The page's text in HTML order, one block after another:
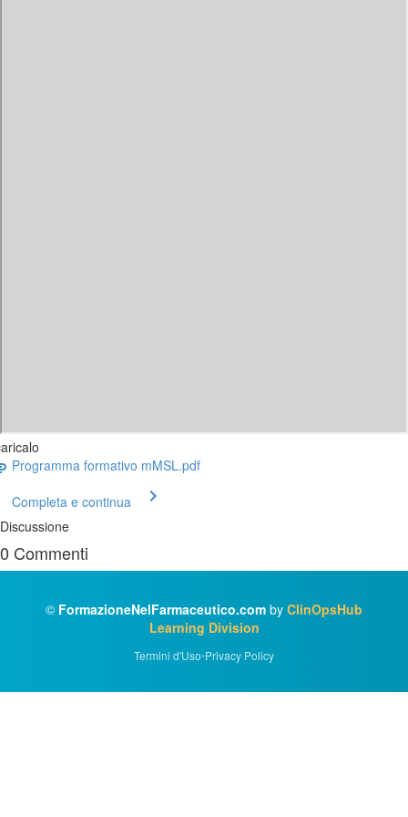
Programma formativo mMSL.pdf
Completa e continua
Discussione
0 Commenti
© FormazioneNelFarmaceutico.com by ClinOpsHub
Learning Division
Termini d'Uso•Privacy Policy